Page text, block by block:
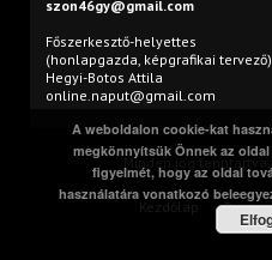
szon46gy@gmail.com
Főszerkesztő-helyettes
(honlapgazda, képgrafikai
Hegyi-Botos Attila
online.naput@gmail.com
Minden jog
Kezdőlap Print
A weboldalon cookie-kat
megkönnyítsük Önnek az
figyelmét, hogy az oldal
használatára vonatkozó